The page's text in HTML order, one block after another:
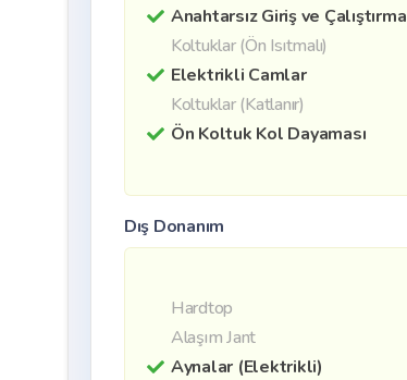
Anahtarsız Giriş ve Çalıştırma
Koltuklar (Ön Isıtmalı)
Elektrikli Camlar
Koltuklar (Katlanır)
Ön Koltuk Kol Dayaması
Dış Donanım
Hardtop
Alaşım Jant
Aynalar (Elektrikli)